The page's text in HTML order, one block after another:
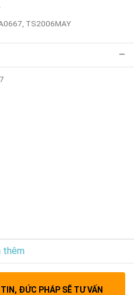
TS2006MAY
thêm
ĐỨC PHÁP SẼ TƯ VẤN